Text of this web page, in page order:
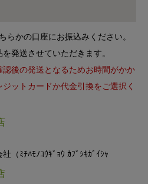
らかの口座にお振込みください。
発送させていただきます。
後の発送となるためお時間がかか
ットカードか代金引換をご選択く
（ﾐﾁﾊﾓﾉｺｳｷﾞｮｳ ｶﾌﾞｼｷｶﾞｲｼｬ